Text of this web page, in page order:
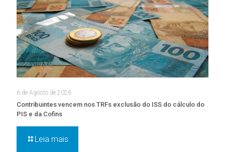
6 de Agosto de 2026
Contribuintes vencem nos TRFs exclusão do ISS do cálculo do
PIS e da Cofins
Leia mais